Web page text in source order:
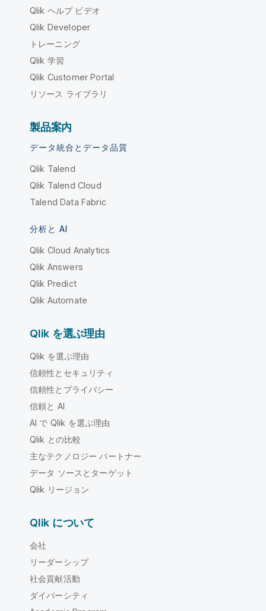
Qlik ヘルプ ビデオ
Qlik Developer
トレーニング
Qlik 学習
Qlik Customer Portal
リソース ライブラリ
製品案内
データ統合とデータ品質
Qlik Talend
Qlik Talend Cloud
Talend Data Fabric
分析と AI
Qlik Cloud Analytics
Qlik Answers
Qlik Predict
Qlik Automate
Qlik を選ぶ理由
Qlik を選ぶ理由
信頼性とセキュリティ
信頼性とプライバシー
信頼と AI
AI で Qlik を選ぶ理由
Qlik との比較
主なテクノロジー パートナー
データ ソースとターゲット
Qlik リージョン
Qlik について
会社
リーダーシップ
社会貢献活動
ダイバーシティ